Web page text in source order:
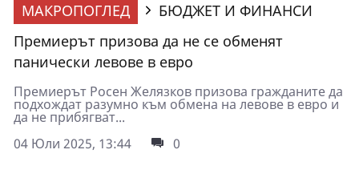
МАКРОПОГЛЕД
БЮДЖЕТ И ФИНАНСИ
Премиерът призова да не се обменят
панически левове в евро
Премиерът Росен Желязков призова гражданите да
подхождат разумно към обмена на левове в евро и
да не прибягват...
04 Юли 2025, 13:44
0